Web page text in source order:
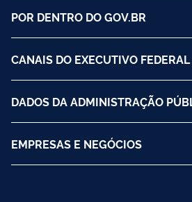
POR DENTRO DO GOV.BR
CANAIS DO EXECUTIVO FEDERAL
DADOS DA ADMINISTRAÇÃO
EMPRESAS E NEGÓCIOS